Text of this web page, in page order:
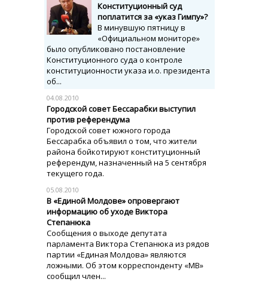
Конституционный суд
поплатится за «указ Гимпу»?
В минувшую пятницу в
«Официальном мониторе»
было опубликовано постановление
Конституционного суда о контроле
конституционности указа и.о. президента
об...
04.08.2010
Городской совет Бессарабки выступил
против референдума
Городской совет южного города
Бессарабка объявил о том, что жители
района бойкотируют конституционный
референдум, назначенный на 5 сентября
текущего года.
05.08.2010
В «Единой Молдове» опровергают
информацию об уходе Виктора
Степанюка
Сообщения о выходе депутата
парламента Виктора Степанюка из рядов
партии «Единая Молдова» являются
ложными. Об этом корреспонденту «МВ»
сообщил член...